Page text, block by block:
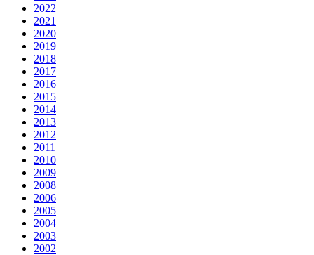
2022
2021
2020
2019
2018
2017
2016
2015
2014
2013
2012
2011
2010
2009
2008
2006
2005
2004
2003
2002